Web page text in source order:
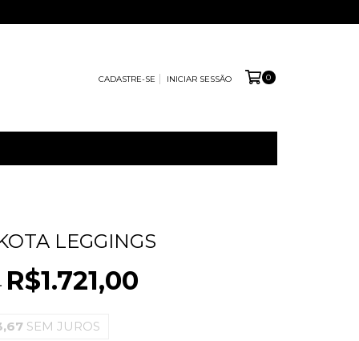
CADASTRE-SE INICIAR SESSÃO 0
LEGGINGS
R$1.721,00
SEM JUROS